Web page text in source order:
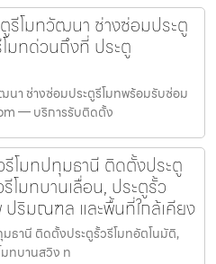
รีโมทวัฒนา ช่างซ่อมประตู
มทด่วนถึงที่ ประตู
นา ช่างซ่อมประตูรีโมทพร้อมรับซ่อม
— บริการรับติดตั้ง
โมทปทุมธานี ติดตั้งประตู
โมทบานเลื่อน, ประตูรั้ว
ปริมณฑล และพื้นที่ใกล้เคียง
ธานี ติดตั้งประตูรั้วรีโมทอัตโนมัติ,
มทบานสวิง ท